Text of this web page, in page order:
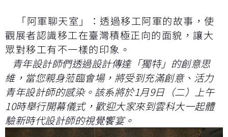
「阿軍聊天室」：透過移工阿軍的故事，使
觀展者認識移工在臺灣積極正向的面貌，讓大
眾對移工有不一樣的印象。
青年設計師們透過設計傳達「獨特」的創意思
維，當您親身蒞臨會場，將受到充滿創意、活力
青年設計師的感染。該系將於1月9日（二）上午
10時舉行開幕儀式，歡迎大家來到雲科大一起體
驗新時代設計師的視覺饗宴。